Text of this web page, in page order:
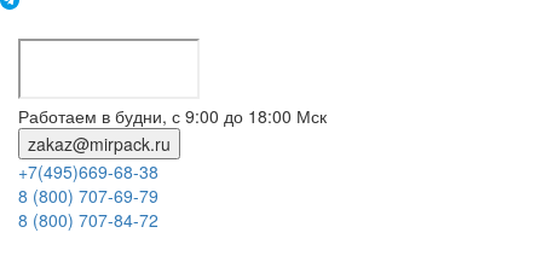
Работаем в будни, с 9:00 до 18:00 Мск
zakaz@mirpack.ru
+7(495)669-68-38
8 (800) 707-69-79
8 (800) 707-84-72